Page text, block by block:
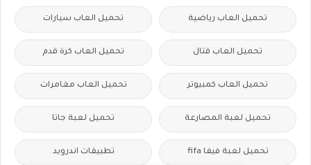
تحميل العاب رياضية تحميل العاب سيارات
تحميل العاب قتال تحميل العاب كرة قدم
تحميل العاب كمبيوتر تحميل العاب مغامرات
تحميل لعبة المصارعة تحميل لعبة جاتا
تحميل لعبة فيفا fifa تطبيقات اندرويد